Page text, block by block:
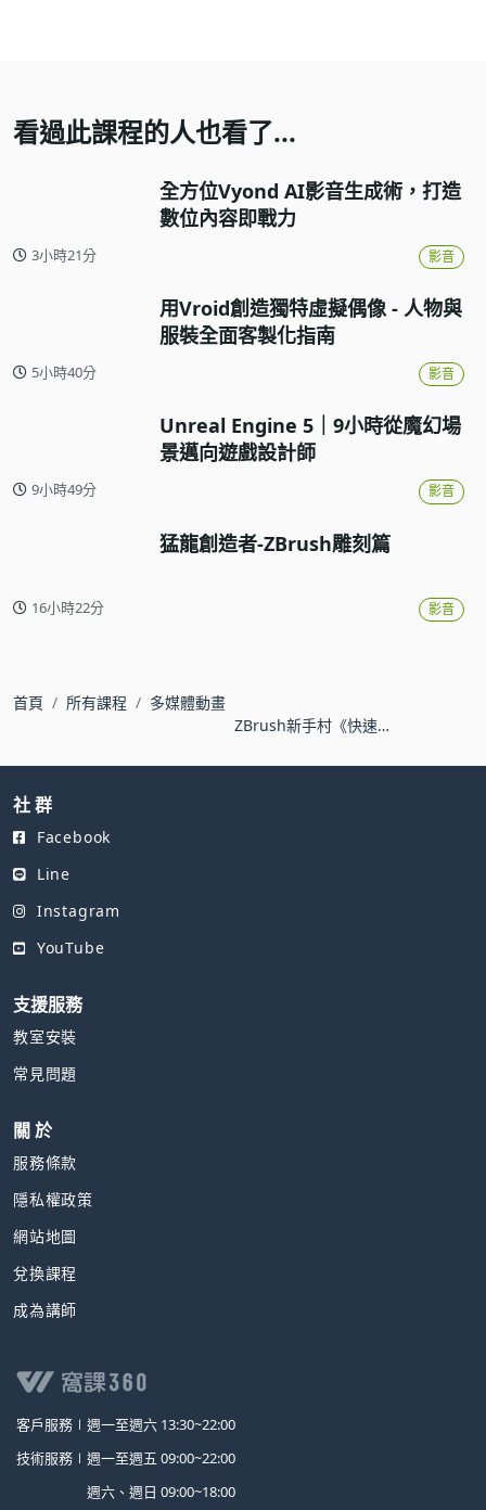
看過此課程的人也看了...
全方位Vyond AI影音生成術，打造
數位內容即戰力
3小時21分 影音
用Vroid創造獨特虛擬偶像 - 人物與
服裝全面客製化指南
5小時40分 影音
Unreal Engine 5｜9小時從魔幻場
景邁向遊戲設計師
9小時49分 影音
猛龍創造者-ZBrush雕刻篇
16小時22分 影音
首頁 所有課程
多媒體動畫
ZBrush新手村《快速入
社 群
Facebook
Line
Instagram
YouTube
支援服務
教室安裝
常見問題
關 於
服務條款
隱私權政策
網站地圖
兌換課程
成為講師
客戶服務∣ 週一至週六 13:30~22:00
技術服務∣ 週一至週五 09:00~22:00
週六、週日 09:00~18:00